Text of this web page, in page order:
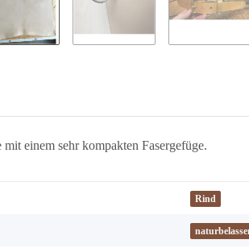
einem sehr kompakten Fasergefüge.
Rind